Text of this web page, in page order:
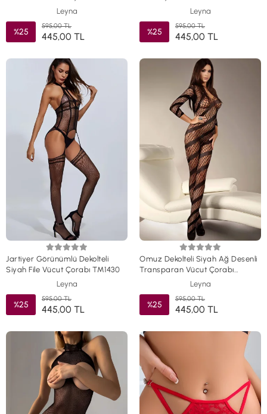
Leyna
%25
595,00 TL
445,00 TL
Leyna
%25
595,00 TL
445,00 TL
Jartiyer Görünümlü Dekolteli
Siyah File Vücut Çorabı TM1430
Leyna
%25
595,00 TL
445,00 TL
Omuz Dekolteli Siyah Ağ Desenli
Transparan Vücut Çorabı
Leyna
%25
595,00 TL
445,00 TL